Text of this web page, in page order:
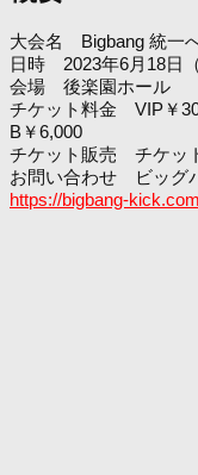
大会名 Bigbang 統一
日時 2023年6月18日
会場 後楽園ホール
チケット料金 VIP￥
B￥6,000
チケット販売 チケッ
お問い合わせ ビッグ
https://bigbang-